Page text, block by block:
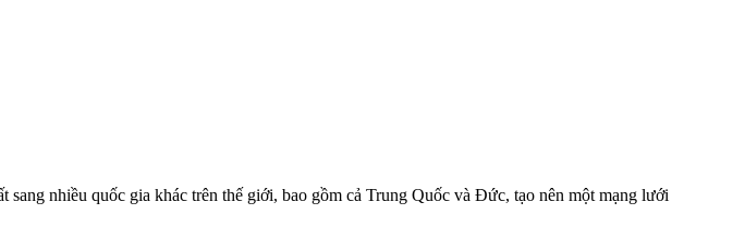
nhiều quốc gia khác trên thế giới, bao gồm cả Trung Quốc và Đức, tạo nên một mạng lưới